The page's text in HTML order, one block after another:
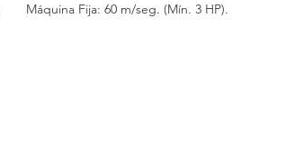
Máquina Fija: 60 m/seg. (Mín. 3 HP).